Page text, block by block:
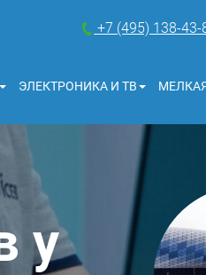
+7 (495) 138-43-
ЭЛЕКТРОНИКА И ТВ
у